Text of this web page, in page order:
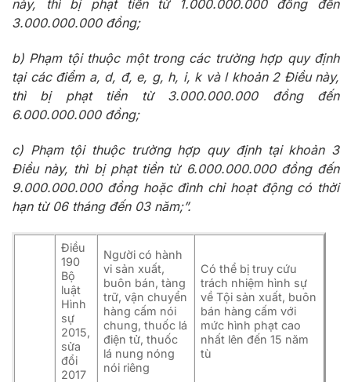
này, thì bị phạt tiền từ 1.000.000.000 đồng đến
3.000.000.000 đồng;
b) Phạm tội thuộc một trong các trường hợp quy định
tại các điểm a, d, đ, e, g, h, i, k và l khoản 2 Điều này,
thì bị phạt tiền từ 3.000.000.000 đồng đến
6.000.000.000 đồng;
c) Phạm tội thuộc trường hợp quy định tại khoản 3
Điều này, thì bị phạt tiền từ 6.000.000.000 đồng đến
9.000.000.000 đồng hoặc đình chỉ hoạt động có thời
hạn từ 06 tháng đến 03 năm;”.
Điều
190
Bộ
luật
Hình
sự
2015,
sửa
đổi
2017
Người có hành
vi sản xuất,
buôn bán, tàng
trữ, vận chuyển
hàng cấm nói
chung, thuốc lá
điện tử, thuốc
lá nung nóng
nói riêng
Có thể bị truy cứu
trách nhiệm hình sự
về Tội sản xuất, buôn
bán hàng cấm với
mức hình phạt cao
nhất lên đến 15 năm
tù